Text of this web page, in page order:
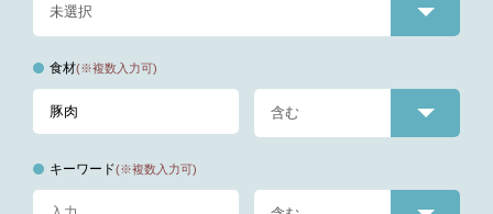
食材(※複数入力可)
キーワード(※複数入力可)